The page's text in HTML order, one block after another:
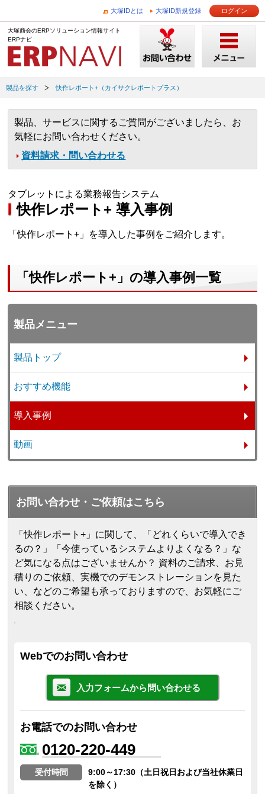
大塚IDとは 大塚ID新規登録 ログイン
大塚商会のERPソリューション情報サイト
ERPナビ
製品を探す 快作レポート+（カイサクレポートプラス）
製品、サービスに関するご質問がございましたら、お
気軽にお問い合わせください。
資料請求・問い合わせる
タブレットによる業務報告システム
快作レポート+ 導入事例
「快作レポート+」を導入した事例をご紹介します。
「快作レポート+」の導入事例一覧
製品メニュー
製品トップ
おすすめ機能
導入事例
動画
お問い合わせ・ご依頼はこちら
「快作レポート+」に関して、「どれくらいで導入でき
るの？」「今使っているシステムよりよくなる？」な
ど気になる点はございませんか？ 資料のご請求、お見
積りのご依頼、実機でのデモンストレーションを見た
い、などのご希望も承っておりますので、お気軽にご
相談ください。
Webでのお問い合わせ
入力フォームから問い合わせる
お電話でのお問い合わせ
0120-220-449
受付時間
9:00～17:30（土日祝日および当社休業日
を除く）